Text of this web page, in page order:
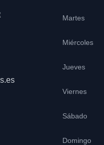
Martes
Miércoles
Jueves
Viernes
Sábado
Domingo